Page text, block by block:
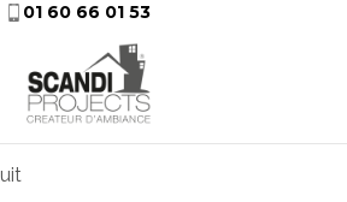
01 60 66 01 53